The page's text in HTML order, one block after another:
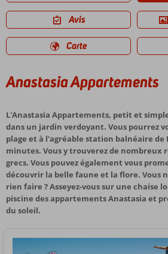
Avis
Carte
Anastasia Appartements
L'Anastasia Appartements, petit et
dans un jardin verdoyant. Vous pourrez
plage et à l'agréable station balnéaire de
minutes. Vous y trouverez de nombreux
grecs. Vous pouvez également vous
découvrir la belle faune et la flore. Vous
rien faire ? Asseyez-vous sur une chaise
piscine des appartements Anastasia et
du soleil.